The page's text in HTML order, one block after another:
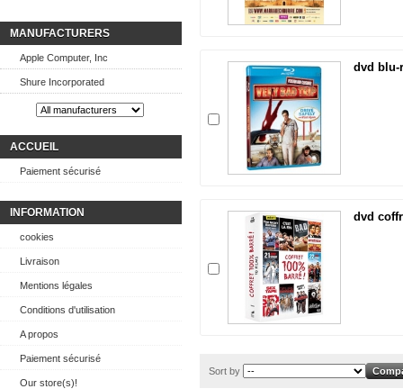
MANUFACTURERS
Apple Computer, Inc
Shure Incorporated
ACCUEIL
Paiement sécurisé
INFORMATION
cookies
Livraison
Mentions légales
Conditions d'utilisation
A propos
Paiement sécurisé
Our store(s)!
dvd blu-
dvd
Sort by